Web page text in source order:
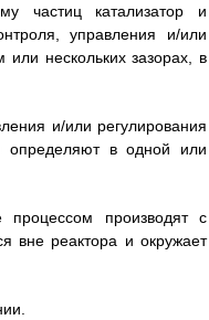
частиц катализатор и
управления и/или
нескольких зазорах, в
и/или регулирования
определяют в одной или
производят с
вне реактора и окружает